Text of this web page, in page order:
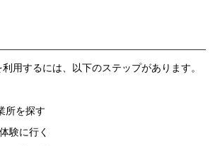
用するには、以下のステップがあります。
所を探す
験に行く